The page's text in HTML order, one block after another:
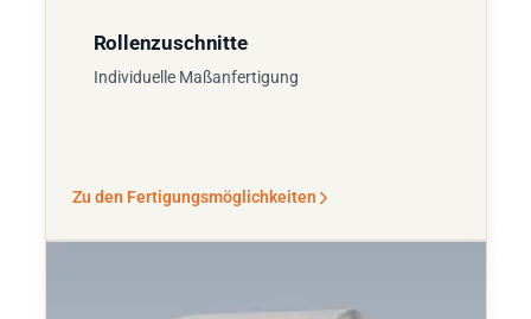
Rollenzuschnitte
Individuelle Maßanfertigung
Zu den Fertigungsmöglichkeiten